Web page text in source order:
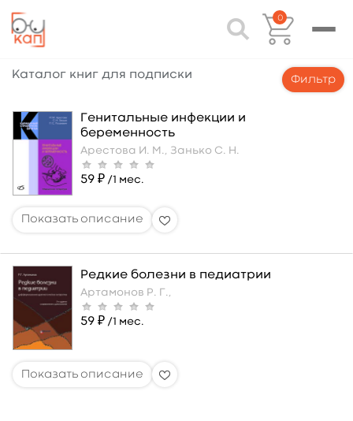
0
Каталог книг для подписки Фильтр
Генитальные инфекции и
беременность
Арестова И. М., Занько С. Н.
59 ₽ /1 мес.
Редкие болезни в педиатрии
Артамонов Р. Г.,
59 ₽ /1 мес.